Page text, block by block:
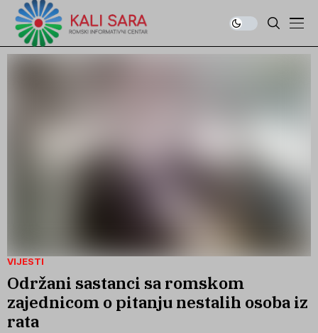
VIJESTI
Održani sastanci sa romskom
zajednicom o pitanju nestalih osoba iz
rata